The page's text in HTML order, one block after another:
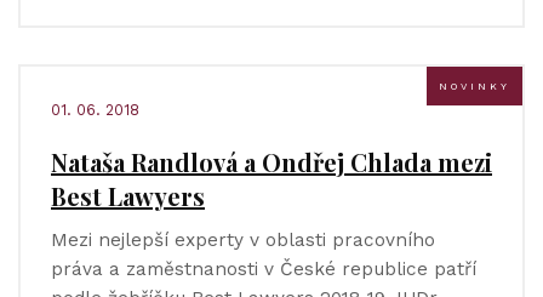
NOVINKY
01. 06. 2018
Nataša Randlová a Ondřej Chlada mezi
Best Lawyers
Mezi nejlepší experty v oblasti pracovního
práva a zaměstnanosti v České republice patří